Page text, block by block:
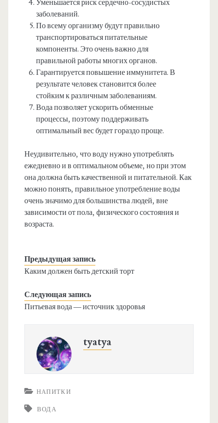
Уменьшается риск сердечно-сосудистых
заболеваний.
По всему организму будут правильно
транспортироваться питательные
компоненты. Это очень важно для
правильной работы многих органов.
Гарантируется повышение иммунитета. В
результате человек становится более
стойким к различным заболеваниям.
Вода позволяет ускорить обменные
процессы, поэтому поддерживать
оптимальный вес будет гораздо проще.
Неудивительно, что воду нужно употреблять
ежедневно и в оптимальном объеме, но при этом
она должна быть качественной и питательной. Как
можно понять, правильное употребление воды
очень значимо для большинства людей, вне
зависимости от пола, физического состояния и
возраста.
Предыдущая запись
Каким должен быть детский торт
Следующая запись
Питьевая вода — источник здоровья
tyatya
НАПИТКИ
ВОДА